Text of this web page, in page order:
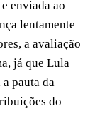
enviada ao
lentamente
a avaliação
já que Lula
pauta da
do